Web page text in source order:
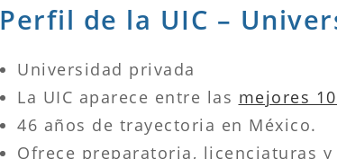
Perfil de la UIC –
Universidad privada
La UIC aparece entre las mejores
46 años de trayectoria en México.
Ofrece preparatoria, licenciaturas y